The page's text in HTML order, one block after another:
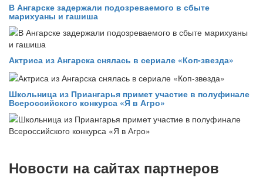
В Ангарске задержали подозреваемого в сбыте
марихуаны и гашиша
Актриса из Ангарска снялась в сериале «Коп-звезда»
Школьница из Приангарья примет участие в полуфинале
Всероссийского конкурса «Я в Агро»
Новости на сайтах партнеров